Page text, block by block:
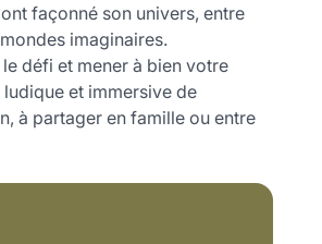
façonné son univers, entre
imaginaires.
défi et mener à bien votre
et immersive de
à partager en famille ou entre